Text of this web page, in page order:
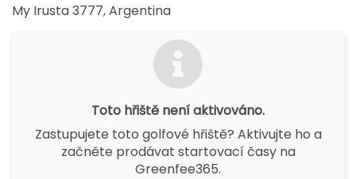
My Irusta 3777,Argentina
Toto hřiště není aktivováno.
Zastupujete toto golfové hřiště? Aktivujte ho a
začněte prodávat startovací časy na
Greenfee365.